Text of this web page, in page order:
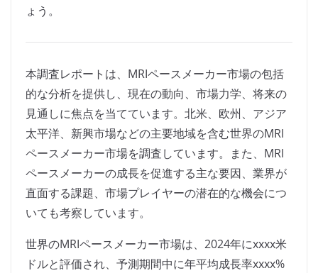
ょう。
本調査レポートは、MRIペースメーカー市場の包括
的な分析を提供し、現在の動向、市場力学、将来の
見通しに焦点を当てています。北米、欧州、アジア
太平洋、新興市場などの主要地域を含む世界のMRI
ペースメーカー市場を調査しています。また、MRI
ペースメーカーの成長を促進する主な要因、業界が
直面する課題、市場プレイヤーの潜在的な機会につ
いても考察しています。
世界のMRIペースメーカー市場は、2024年にxxxx米
ドルと評価され、予測期間中に年平均成長率xxxx%